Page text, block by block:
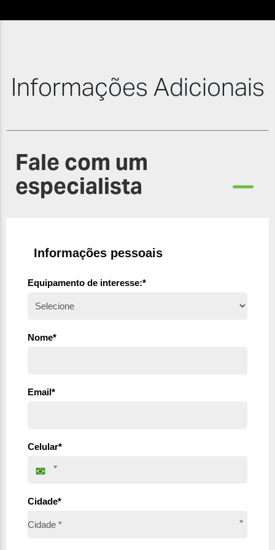
Informações Adicionais
Fale com um
especialista
Informações pessoais
Equipamento de interesse:*
Nome*
Email*
Celular*
Cidade*
Cidade *